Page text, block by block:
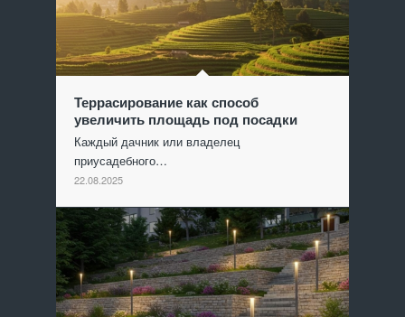
Террасирование как способ
увеличить площадь под посадки
Каждый дачник или владелец
приусадебного…
22.08.2025